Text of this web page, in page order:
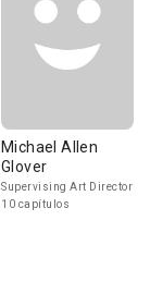
Michael Allen
Glover
Supervising Art Director
10 capítulos